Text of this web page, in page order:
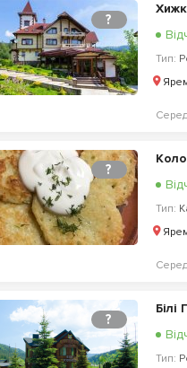
?
Тип:
?
Тип:
?
Білі
Тип: